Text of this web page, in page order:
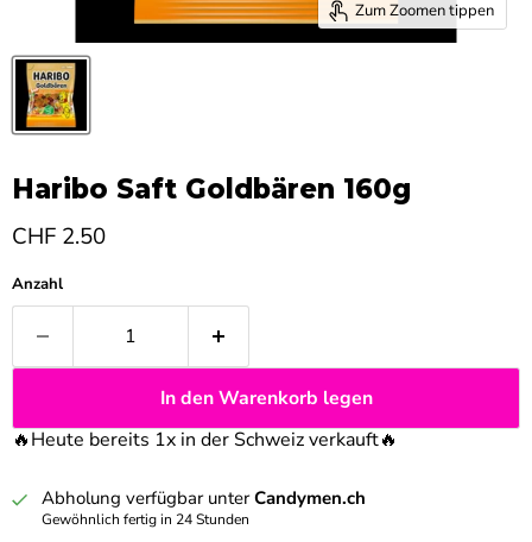
Zum Zoomen tippen
Haribo Saft Goldbären 160g
Aktueller Preis
CHF 2.50
Anzahl
In den Warenkorb legen
🔥Heute bereits 1x in der Schweiz verkauft🔥
Abholung verfügbar unterCandymen.ch
Gewöhnlich fertig in 24 Stunden